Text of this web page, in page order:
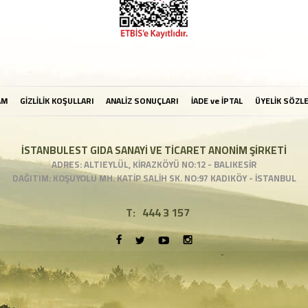
GİZLİLİK KOŞULLARI ANALİZ SONUÇLARI İADE ve İPTAL ÜYELİK
İSTANBULEST GIDA SANAYİ VE TİCARET ANONİM ŞİRKETİ
ADRES: ALTIEYLÜL, KİRAZKÖYÜ NO:12 - BALIKESİR
DAĞITIM: KOŞUYOLU MH. KATİP SALİH SK. NO:97 KADIKÖY - İSTANBUL
T: 444 3 157